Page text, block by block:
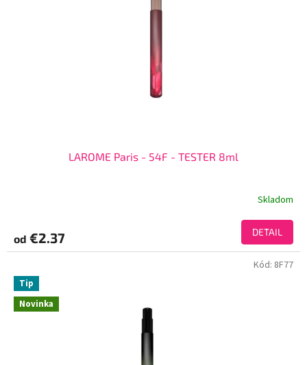
LAROME Paris - 54F - TESTER 8ml
Skladom
od €2.37 DETAIL
Novinka
Tip
Kód: 8F77